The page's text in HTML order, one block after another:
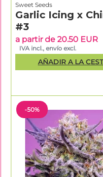
Sweet Seeds
Garlic Icing x
#3
a partir de 20.50 EUR
IVA incl., envío excl.
AÑADIR A LA
-50%